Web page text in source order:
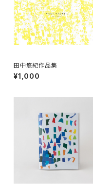
田中悠紀作品集
¥1,000